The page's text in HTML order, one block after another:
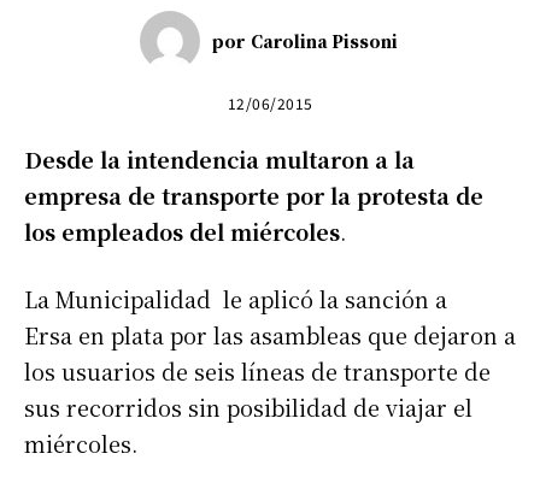
por Carolina Pissoni
12/06/2015
Desde la intendencia multaron a la
empresa de transporte por la protesta de
los empleados del miércoles.
La Municipalidad le aplicó la sanción a
Ersa en plata por las asambleas que dejaron a
los usuarios de seis líneas de transporte de
sus recorridos sin posibilidad de viajar el
miércoles.